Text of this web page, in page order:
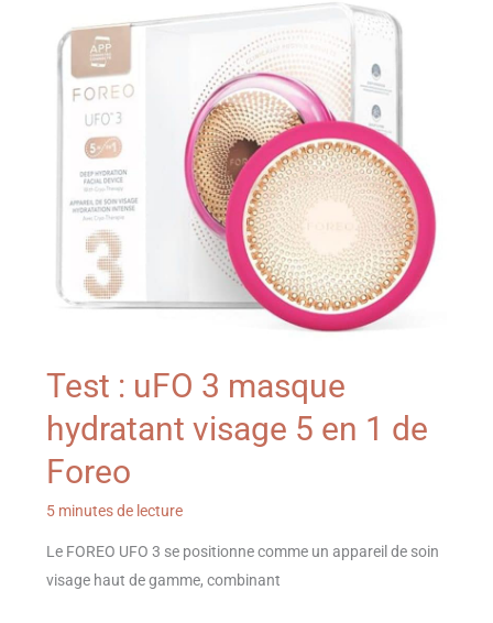
Test : uFO 3 masque
hydratant visage 5 en 1 de
Foreo
5 minutes de lecture
Le FOREO UFO 3 se positionne comme un appareil de soin
visage haut de gamme, combinant